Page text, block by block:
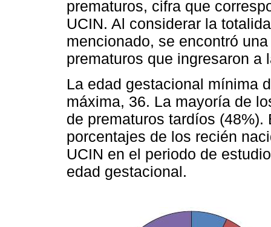
prematuros, cifra que
UCIN. Al considerar la
mencionado, se encontró
prematuros que ingresaron a
La edad gestacional mínima
máxima, 36. La mayoría de
de prematuros tardíos
porcentajes de los recién
UCIN en el periodo de
edad gestacional.